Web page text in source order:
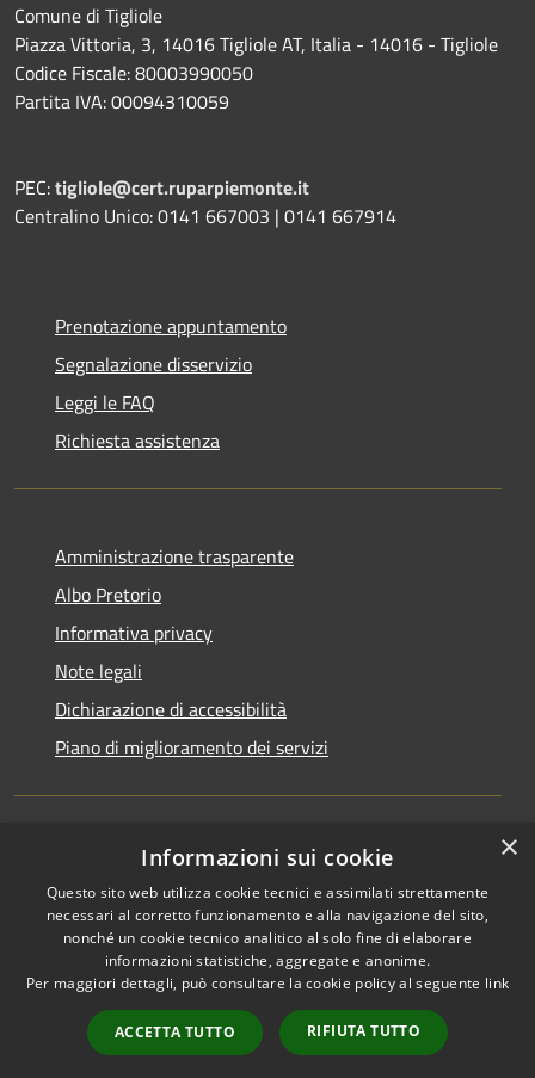
Comune di Tigliole
Piazza Vittoria, 3, 14016 Tigliole AT, Italia - 14016 - Tigliole
Codice Fiscale: 80003990050
Partita IVA: 00094310059
PEC:tigliole@cert.ruparpiemonte.it
Centralino Unico: 0141 667003 | 0141 667914
Prenotazione appuntamento
Segnalazione disservizio
Leggi le FAQ
Richiesta assistenza
Amministrazione trasparente
Albo Pretorio
Informativa privacy
Note legali
Dichiarazione di accessibilità
Piano di miglioramento dei servizi
Accessibilità
Privacy
Mappa del sito
Comune convenzionato
Astigov
Progetto|Convenzione
Adesioni
•Accesso redazione
×
Informazioni sui cookie
Questo sito web utilizza cookie tecnici e assimilati strettamente
necessari al corretto funzionamento e alla navigazione del sito,
nonché un cookie tecnico analitico al solo fine di elaborare
informazioni statistiche, aggregate e anonime.
Per maggiori dettagli, può consultare la cookie policy al seguente link
ACCETTA TUTTO RIFIUTA TUTTO